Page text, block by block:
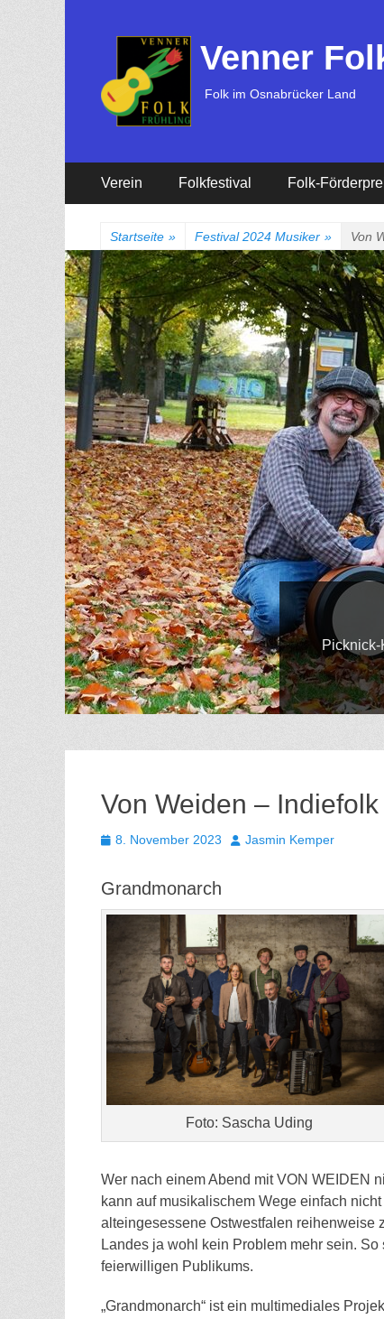
Venner
Folk im Osnabrücker Land
Erstes
Menü
Verein Folkfestival Folk-
Startseite » Festival 2024 Musiker » Von
Gepostet
am
Von
Hilde
Picknick-
Von Weiden – Indiefolk
Gepostet
8. November 2023 AutorJasmin Kemper
Grandmonarch
Foto: Sascha Uding
Wer nach einem Abend mit VON WEIDEN
kann auf musikalischem Wege einfach
alteingesessene Ostwestfalen reihenweise
Landes ja wohl kein Problem mehr sein.
feierwilligen Publikums.
„Grandmonarch“ ist ein multimediales